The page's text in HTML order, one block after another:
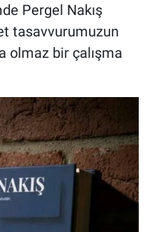
Pergel Nakış
tasavvurumuzun
olmaz bir çalışma